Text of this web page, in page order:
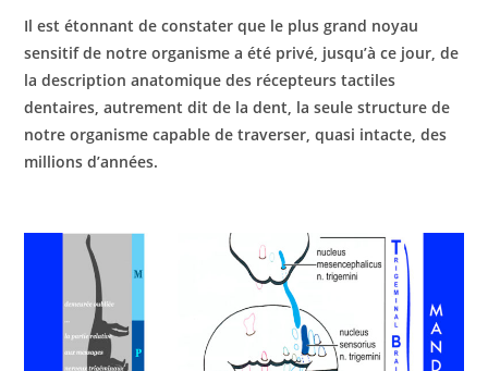
Il est étonnant de constater que le plus grand noyau
sensitif de notre organisme a été privé, jusqu’à ce jour, de
la description anatomique des récepteurs tactiles
dentaires, autrement dit de la dent, la seule structure de
notre organisme capable de traverser, quasi intacte, des
millions d’années.